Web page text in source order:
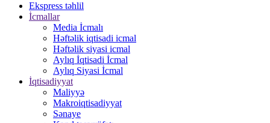
Ekspress təhlil
İcmallar
Media İcmalı
Həftəlik iqtisadi icmal
Həftəlik siyasi icmal
Aylıq İqtisadi İcmal
Aylıq Siyasi İcmal
İqtisadiyyat
Maliyyə
Makroiqtisadiyyat
Sənaye